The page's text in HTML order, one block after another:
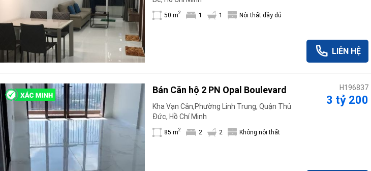
Cơ sở vật chất
Máy phát hiện khói
Dụng cụ sơ cấp cứu
Hệ thống sưởi ấm nhà
Ban công
Đỗ xe
Máy giặt
Internet
Nhu thiết bị
Cho nuôi thú cưng
Nhà bếp
50 m2 1 1 Nội thất đầy đủ
LIÊN HỆ
Bán Căn hộ 2 PN Opal Boulevard
Kha Vạn Cân,Phường Linh Trung, Quận Thủ
Đức, Hồ Chí Minh
85 m2 2 2 Không nội thất
H196837
3 tỷ 200